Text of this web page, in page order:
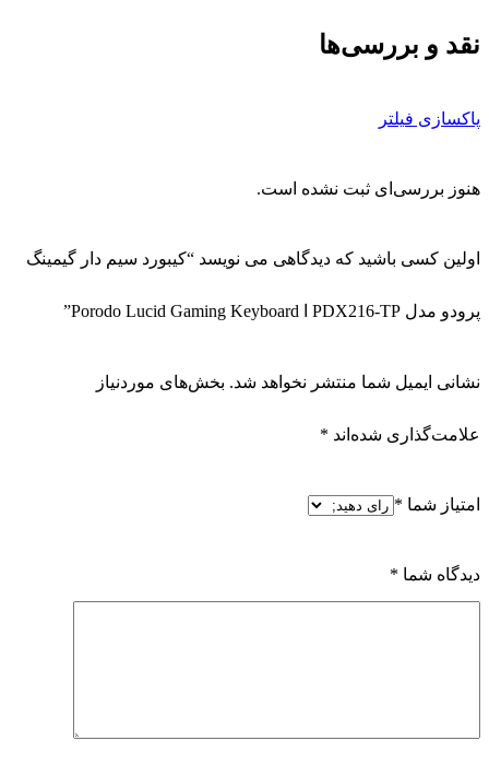
نقد و بررسی‌ها
پاکسازی فیلتر
هنوز بررسی‌ای ثبت نشده است.
اولین کسی باشید که دیدگاهی می نویسد “کیبورد سیم دار گیمینگ
پرودو مدل PDX216-TP ا Porodo Lucid Gaming Keyboard”
نشانی ایمیل شما منتشر نخواهد شد. بخش‌های موردنیاز
علامت‌گذاری شده‌اند *
امتیاز شما *
دیدگاه شما *